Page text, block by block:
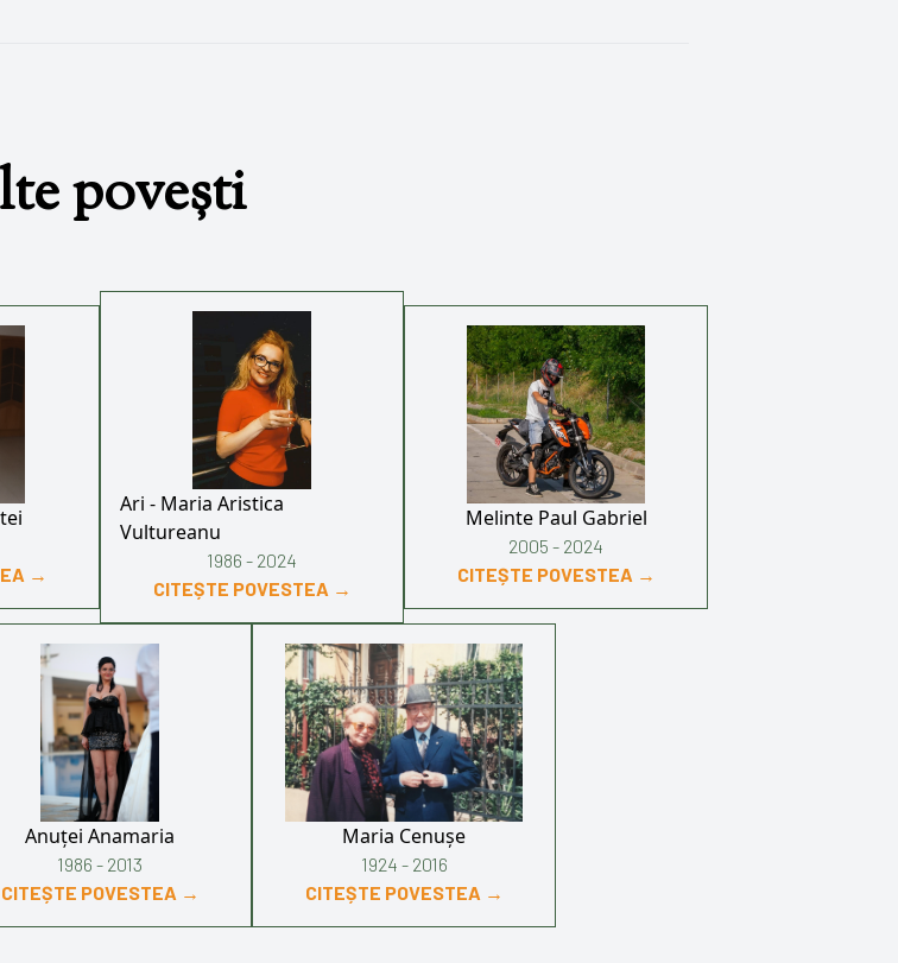
povești
→
Ari - Maria Aristica
Vultureanu
1986 - 2024
CITEȘTE POVESTEA →
Melinte Paul Gabriel
2005 - 2024
CITEȘTE POVESTEA →
Anuței Anamaria
1986 - 2013
CITEȘTE POVESTEA →
Maria Cenușe
1924 - 2016
CITEȘTE POVESTEA →